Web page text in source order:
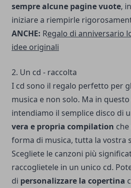
sempre alcune pagine vuote,
iniziare a riempirle
ANCHE: Regalo di anniversario
idee originali
2. Un cd - raccolta
I cd sono il regalo perfetto per
musica e non solo. Ma in
intendiamo il semplice disco di
vera e propria compilation
forma di musica, tutta la vostra
Scegliete le canzoni più
raccoglietele in un unico cd.
di personalizzare la copertina